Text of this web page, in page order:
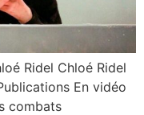
Ridel Chloé Ridel
En vidéo
combats